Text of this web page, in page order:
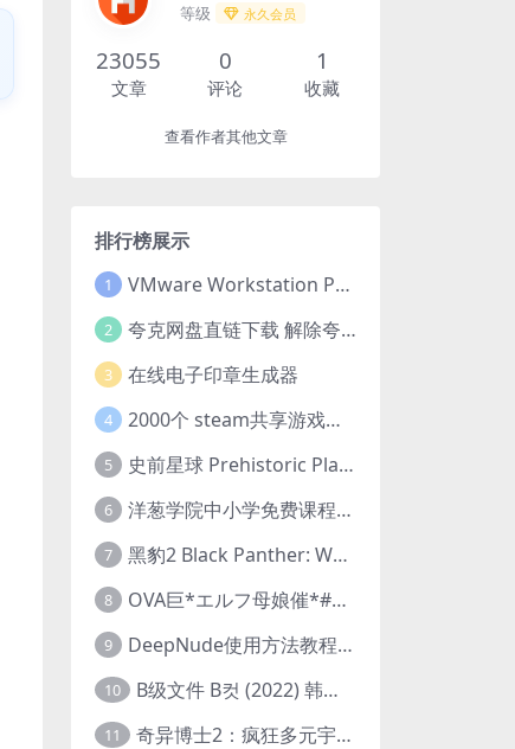
等级 永久会员
23055
文章
0
评论
1
收藏
查看作者其他文章
排行榜展示
1 VMware Workstation Pro 16 永久激活密钥(序列号)
2 夸克网盘直链下载 解除夸克网盘下载限制 油猴脚本
3 在线电子印章生成器
4 2000个 steam共享游戏账号 离线steam账号分享
5 史前星球 Prehistoric Planet (2022) 中字 1080p 高清 阿里云盘 2022.5.27已更新全集
6 洋葱学院中小学免费课程集合 云盘下载
7 黑豹2 Black Panther: Wakanda Forever (2022) 高清版
8 OVA巨*エルフ母娘催*#1エルフの国を蹂*する男。汚された女王と姫
9 DeepNude使用方法教程FAQ
10 B级文件 B컷 (2022) 韩国大尺度剧情电影 1080P 中字
11 奇异博士2：疯狂多元宇宙 Doctor Strange in the Multiverse of Madness (2022) 高清版1080p